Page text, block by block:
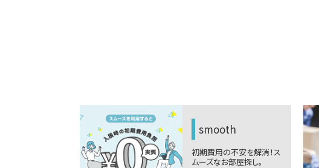
smooth
初期費用の不安を解消！ス
ムーズなお部屋探し。